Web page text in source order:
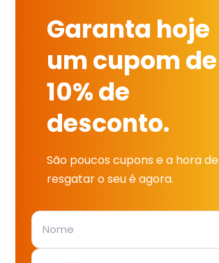
Garanta hoje
um cupom de
10% de
desconto.
São poucos cupons e a hora de
resgatar o seu é agora.